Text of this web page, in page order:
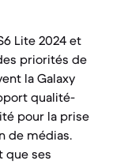
Lite 2024 et
priorités de
la Galaxy
qualité-
pour la prise
de médias.
que ses